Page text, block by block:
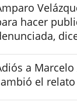
hacer
a
el relato